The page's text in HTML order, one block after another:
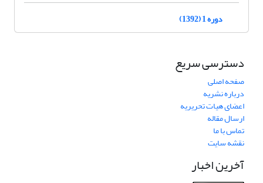
دوره 1 (1392)
دسترسی سریع
صفحه اصلی
درباره نشریه
اعضای هیات تحریریه
ارسال مقاله
تماس با ما
نقشه سایت
آخرین اخبار